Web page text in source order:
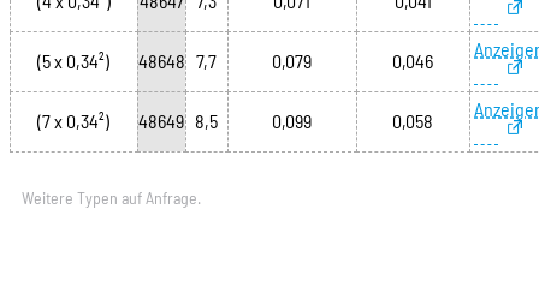
(5 x 0,34²) 48648 7,7 0,079 0,046
(7 x 0,34²) 48649 8,5 0,099 0,058
Weitere Typen auf Anfrage.